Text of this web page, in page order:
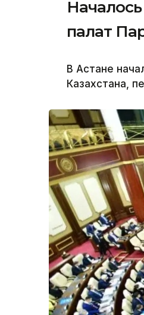
палат
В Астане
Казахстана,